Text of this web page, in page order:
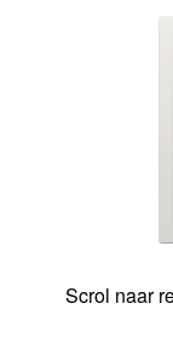
Scrol naar